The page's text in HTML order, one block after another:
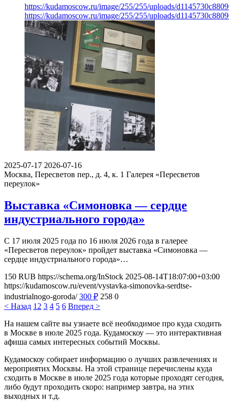
https://kudamoscow.ru/image/255/255/uploads/
https://kudamoscow.ru/image/255/255/uploads/
2025-07-17 2026-07-16
Москва, Пересветов пер., д. 4, к. 1 Галерея «Пересветов
переулок»
Выставка «Симоновка — сердце
индустриального города»
С 17 июля 2025 года по 16 июля 2026 года в галерее
«Пересветов переулок» пройдет выставка «Симоновка —
сердце индустриального города»…
150 RUB https://schema.org/InStock 2025-08-14T18:07:00+03:00
https://kudamoscow.ru/event/vystavka-simonovka-serdtse-
industrialnogo-goroda/ 300 ₽ 258 0
< Назад 1 2 3 4 5 6 Вперед >
На нашем сайте вы узнаете всё необходимое про куда сходить
в Москве в июле 2025 года. Кудамоскоу — это интерактивная
афиша самых интересных событий Москвы.
Кудамоскоу собирает информацию о лучших развлечениях и
мероприятих Москвы. На этой странице перечислены куда
сходить в Москве в июле 2025 года которые проходят сегодня,
либо будут проходить скоро: например завтра, на этих
выходных и т.д.